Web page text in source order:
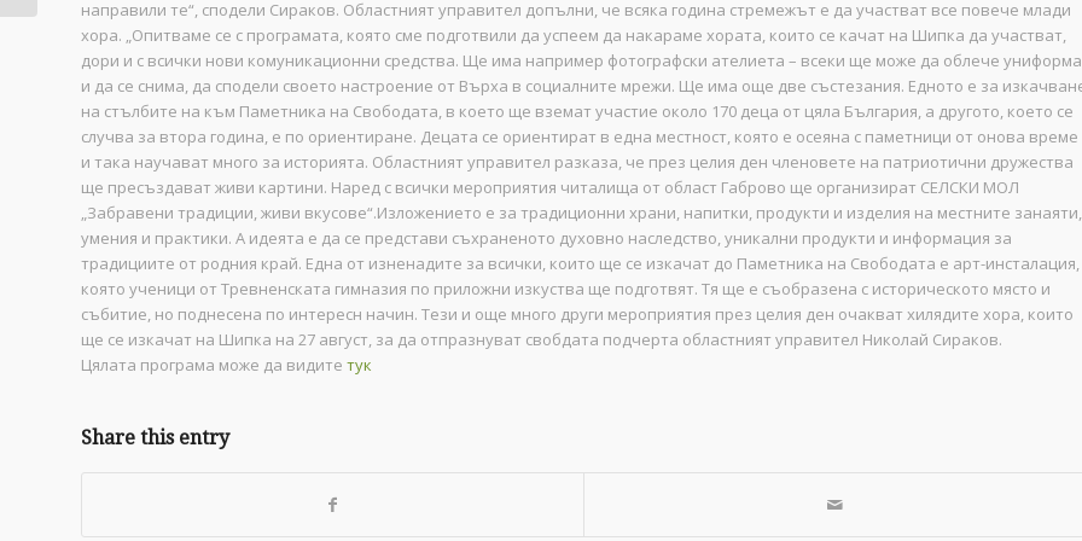
направили те“, сподели Сираков. Областният управител допълни, че всяка година стремежът е да участват все повече млади
хора. „Опитваме се с програмата, която сме подготвили да успеем да накараме хората, които се качат на Шипка да участват,
дори и с всички нови комуникационни средства. Ще има например фотографски ателиета – всеки ще може да облече униформа
и да се снима, да сподели своето настроение от Върха в социалните мрежи. Ще има още две състезания. Едното е за
на стълбите на към Паметника на Свободата, в което ще вземат участие около 170 деца от цяла България, а другото, което се
случва за втора година, е по ориентиране. Децата се ориентират в една местност, която е осеяна с паметници от онова време
и така научават много за историята. Областният управител разказа, че през целия ден членовете на патриотични дружества
ще пресъздават живи картини. Наред с всички мероприятия читалища от област Габрово ще организират СЕЛСКИ МОЛ
„Забравени традиции, живи вкусове“.Изложението е за традиционни храни, напитки, продукти и изделия на местните занаяти,
умения и практики. А идеята е да се представи съхраненото духовно наследство, уникални продукти и информация за
традициите от родния край. Една от изненадите за всички, които ще се изкачат до Паметника на Свободата е арт-инсталация,
която ученици от Тревненската гимназия по приложни изкуства ще подготвят. Тя ще е съобразена с историческото място и
събитие, но поднесена по интересн начин. Тези и още много други мероприятия през целия ден очакват хилядите хора, които
ще се изкачат на Шипка на 27 август, за да отпразнуват свобдата подчерта областният управител Николай Сираков.
Цялата програма може да видите тук
Share this entry